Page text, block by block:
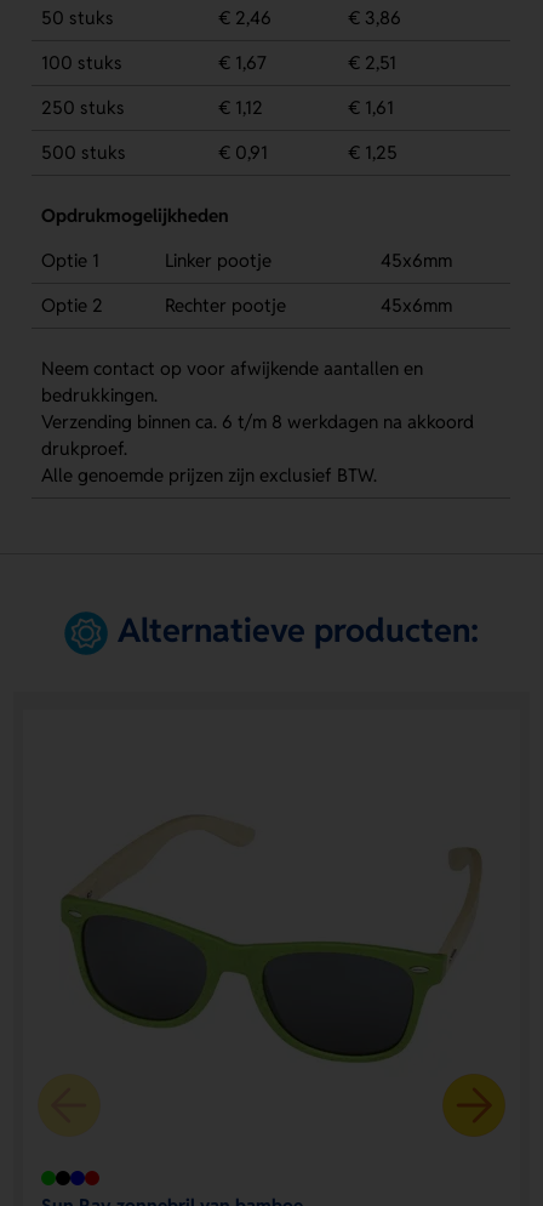
50 stuks € 2,46
€ 3,86
100 stuks
€ 1,67
€ 2,51
250 stuks
€ 1,12
€ 1,61
500 stuks
€ 0,91 € 1,25
Opdrukmogelijkheden
Optie 1
Linker pootje
45x6mm
Optie 2
Rechter pootje 45x6mm
Neem contact op voor afwijkende aantallen en
bedrukkingen.
Verzending binnen ca. 6 t/m 8 werkdagen na akkoord
drukproef.
Alle genoemde prijzen zijn exclusief BTW.
Alternatieve producten: